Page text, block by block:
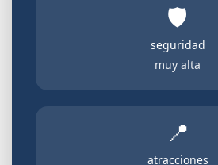
🛡️
seguridad
muy alta
📍
atracciones